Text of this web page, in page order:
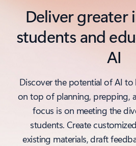
Deliver greater
students and
AI
Discover the potential of AI to
on top of planning, prepping,
focus is on meeting the
students. Create
existing materials, draft